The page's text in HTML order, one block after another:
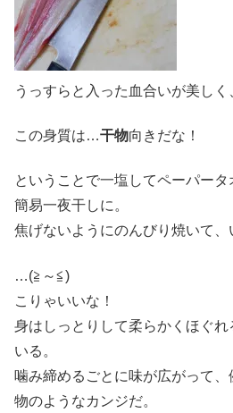
うっすらと入った血合いが美しく
この身質は…干物向きだな！
ということで一塩してペーパー
簡易一夜干しに。
焦げないようにのんびり焼いて、
…(≧～≦)
こりゃいいな！
身はしっとりして柔らかくほぐ
いる。
噛み締めるごとに味が広がって
物のようなカンジだ。